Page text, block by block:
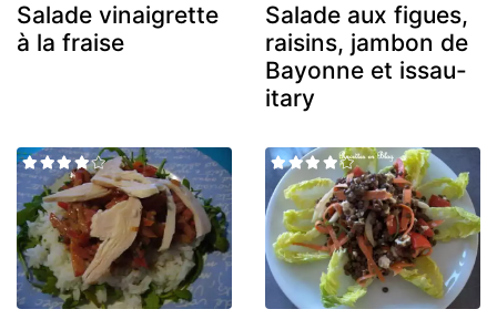
Salade vinaigrette
à la fraise
Salade aux figues,
raisins, jambon de
Bayonne et issau-
itary